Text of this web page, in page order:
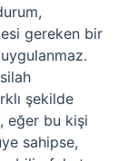
gereken bir
şekilde
eğer bu kişi
sahipse,